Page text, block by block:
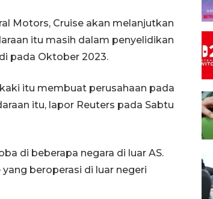
Motors, Cruise akan melanjutkan
itu masih dalam penyelidikan
pada Oktober 2023.
itu membuat perusahaan pada
itu, lapor Reuters pada Sabtu
di beberapa negara di luar AS.
beroperasi di luar negeri